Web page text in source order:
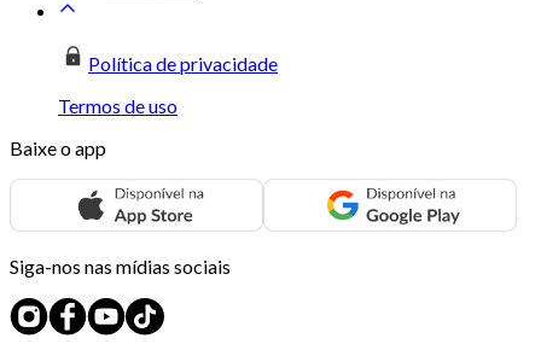
Política de privacidade
Termos de uso
Baixe o app
Siga-nos nas mídias sociais